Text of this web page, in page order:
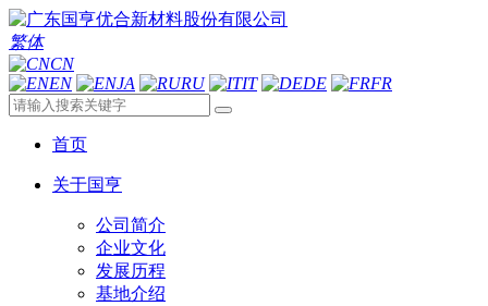
繁体
CN
EN
JA RU IT DE FR
首页
关于国亨
公司简介
企业文化
发展历程
基地介绍